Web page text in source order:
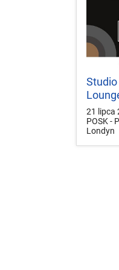
Studio
21 lipca
POSK -
Londyn